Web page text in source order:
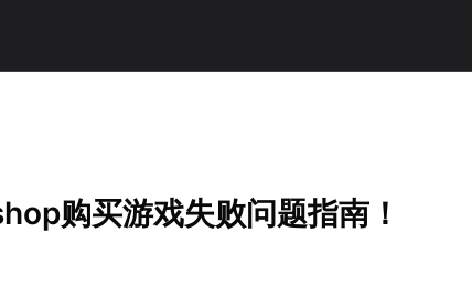
购买游戏失败问题指南！